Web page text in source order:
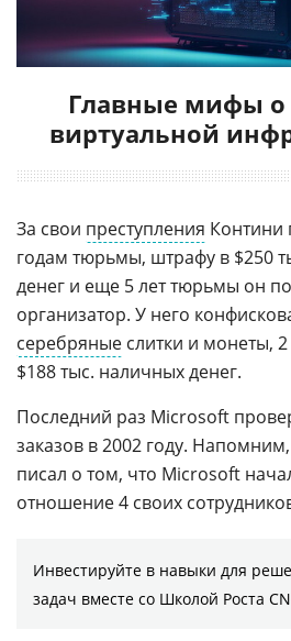
Главные мифы
виртуальной
За свои преступления Контини
годам тюрьмы, штрафу в $250
денег и еще 5 лет тюрьмы он
организатор. У него
серебряные слитки и монеты, 2
$188 тыс. наличных денег.
Последний раз Microsoft
заказов в 2002 году.
писал о том, что Microsoft
отношение 4 своих
Инвестируйте в навыки для
задач вместе со Школой Роста